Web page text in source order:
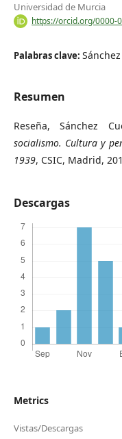
Universidad de Murcia
https://orcid.org/0000-
Palabras clave:
Resumen
Reseña, Sánchez
socialismo. Cultura y
1939, CSIC, Madrid,
Descargas
Metrics
Vistas/Descargas